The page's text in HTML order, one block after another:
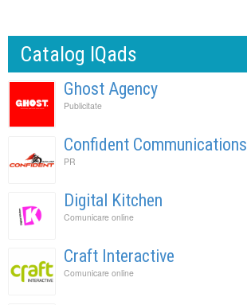
Catalog IQads
Ghost Agency
Publicitate
Confident Communications
PR
Digital Kitchen
Comunicare online
Craft Interactive
Comunicare online